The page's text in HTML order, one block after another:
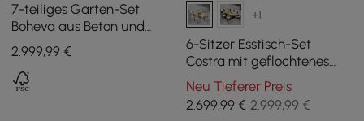
7-teiliges Garten-Set
Boheva aus Beton und
Teak mit Seilgeflecht und 6
Stühlen
2.999,99 €
+1
6-Sitzer Esstisch-Set
Costra mit geflochtenes
Stühlen
Neu Tieferer Preis
2.699,99€ 2.999,99 €